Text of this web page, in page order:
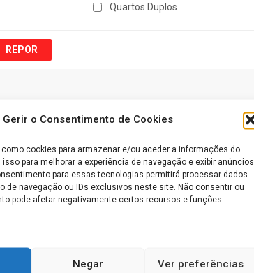
Gerir o Consentimento de Cookies
cookies para armazenar e/ou aceder a informações do
para melhorar a experiência de navegação e exibir anúncios
para essas tecnologias permitirá processar dados
de navegação ou IDs exclusivos neste site. Não consentir ou
pode afetar negativamente certos recursos e funções.
Negar Ver preferências
Quartos Duplos
REPOR